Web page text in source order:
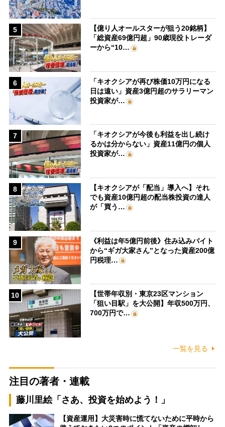
5
【億り人オールスターが狙う20銘柄】
「総資産69億円超」90歳現役トレーダ
ーから“10…
6
「キオクシアが再び株価10万円になる
日は遠い」資産3億円超のサラリーマン
投資家が…
7
「キオクシアが今後も利益を出し続け
るかは分からない」資産11億円の個人
投資家が…
8
【キオクシアが「配当」導入へ】それ
でも資産10億円超の配当株投資の達人
が「買う…
9
《利益は年5億円前後》住み込みバイト
から“ギガ大家さん”となった資産200億
円税理…
10
【世帯年収別・東京23区マンション
「狙い目駅」を大公開】年収500万円、
700万円で…
一覧を見る
注目の著者・連載
藤川里絵「さあ、投資を始めよう！」
【資産運用】大災害時に慌てないために平時から